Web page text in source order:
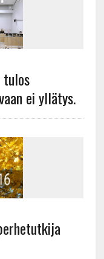
ei yllätys.